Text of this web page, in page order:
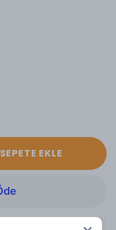
SEPETE EKLE